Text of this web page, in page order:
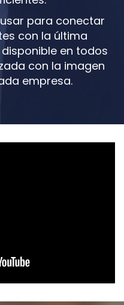
para conectar
con la última
en todos
con la imagen
empresa.